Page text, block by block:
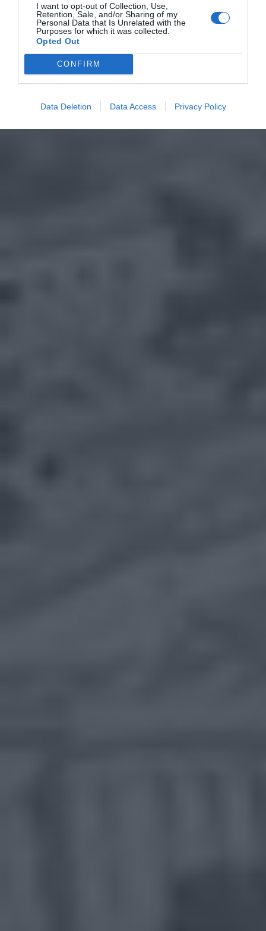
I want to opt-out of Collection, Use,
Retention, Sale, and/or Sharing of my
Personal Data that Is Unrelated with the
Purposes for which it was collected.
Opted Out
CONFIRM
Data Deletion Data Access Privacy Policy